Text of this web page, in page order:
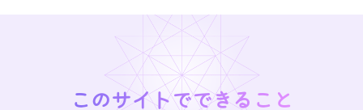
このサイトでできること